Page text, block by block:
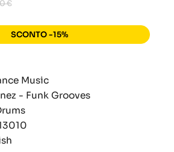
€
SCONTO -15%
Music
- Funk Grooves